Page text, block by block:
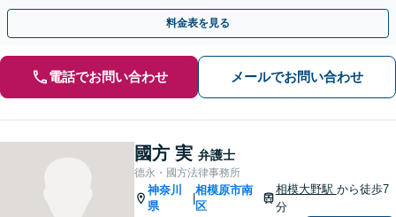
できるケースは多くあります。ぜひご相談ください。
料金表を見る
電話でお問い合わせ メールでお問い合わせ
國方 実 弁護士
德永・國方法律事務所
神奈川
県
相模原市南
区
相模大野駅 から徒歩7
分